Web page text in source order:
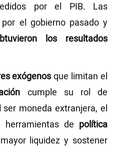
por el PIB. Las
el gobierno pasado y
los resultados
exógenos que limitan el
cumple su rol de
moneda extranjera, el
de política
liquidez y sostener